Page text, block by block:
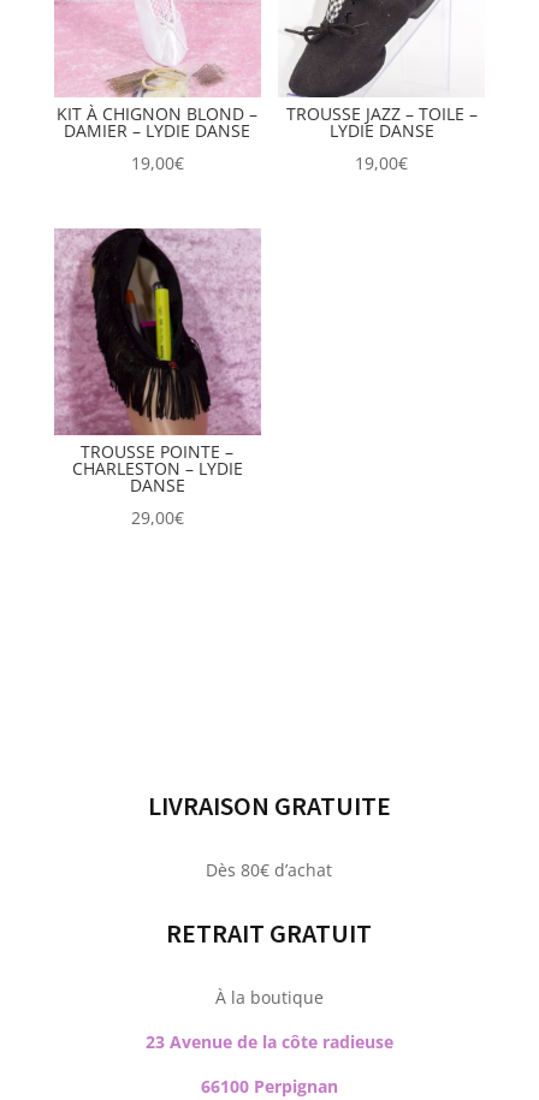
KIT À CHIGNON BLOND –
DAMIER – LYDIE DANSE
19,00€
TROUSSE JAZZ – TOILE –
LYDIE DANSE
19,00€
TROUSSE POINTE –
CHARLESTON – LYDIE
DANSE
29,00€
LIVRAISON GRATUITE
Dès 80€ d’achat
RETRAIT GRATUIT
À la boutique
23 Avenue de la côte radieuse
66100 Perpignan